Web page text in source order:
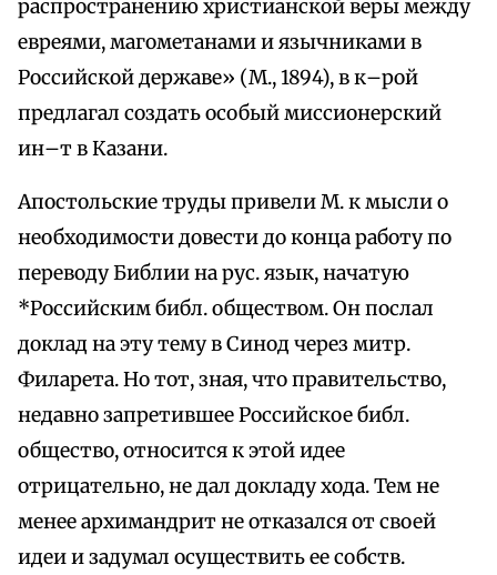
распространению христианской веры между
евреями, магометанами и язычниками в
Российской державе» (М., 1894), в к–рой
предлагал создать особый миссионерский
ин–т в Казани.
Апостольские труды привели М. к мысли о
необходимости довести до конца работу по
переводу Библии на рус. язык, начатую
*Российским библ. обществом. Он послал
доклад на эту тему в Синод через митр.
Филарета. Но тот, зная, что правительство,
недавно запретившее Российское библ.
общество, относится к этой идее
отрицательно, не дал докладу хода. Тем не
менее архимандрит не отказался от своей
идеи и задумал осуществить ее собств.